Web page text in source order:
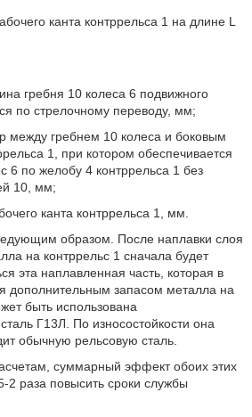
канта контррельса 1 на длине L
гребня 10 колеса 6 подвижного
по стрелочному переводу, мм;
между гребнем 10 колеса и боковым
1, при котором обеспечивается
6 по желобу 4 контррельса 1 без
10, мм;
канта контррельса 1, мм.
образом. После наплавки слоя
на контррельс 1 сначала будет
эта наплавленная часть, которая в
дополнительным запасом металла на
быть использована
Г13Л. По износостойкости она
обычную рельсовую сталь.
суммарный эффект обоих этих
2 раза повысить сроки службы